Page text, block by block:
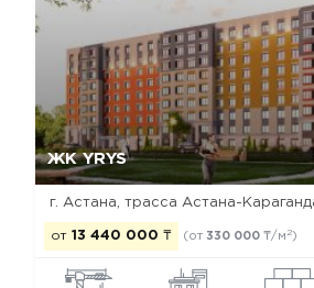
ЖК YRYS
г. Астана, ​трасса Астана-
от 13 440 000 ₸ (от 330 000 ₸/м 2)
Да, удалить Отмена